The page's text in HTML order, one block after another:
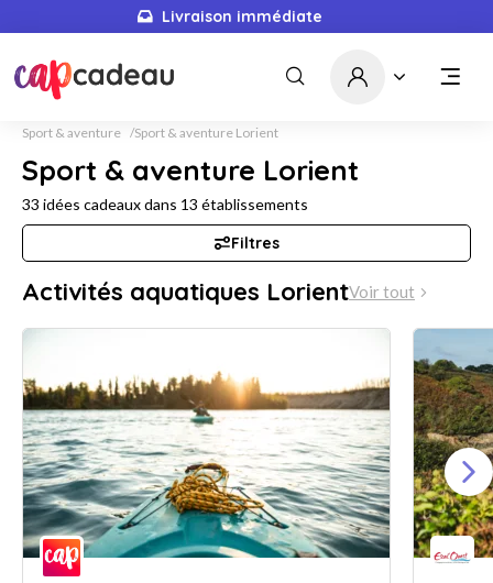
Livraison immédiate
Sport & aventure Sport & aventure Lorient
Sport & aventure Lorient
33 idées cadeaux dans 13 établissements
Filtres
Activités aquatiques LorientVoir tout